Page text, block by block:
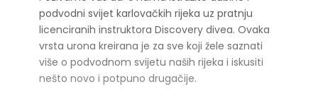
podvodni svijet karlovačkih rijeka uz pratnju
licenciranih instruktora Discovery divea. Ovaka
vrsta urona kreirana je za sve koji žele saznati
više o podvodnom svijetu naših rijeka i iskusiti
nešto novo i potpuno drugačije.